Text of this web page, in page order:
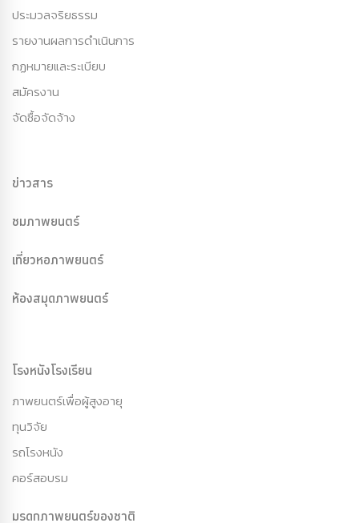
ประมวลจริยธรรม
รายงานผลการดำเนินการ
กฏหมายและระเบียบ
สมัครงาน
จัดซื้อจัดจ้าง
ข่าวสาร
ชมภาพยนตร์
เที่ยวหอภาพยนตร์
ห้องสมุดภาพยนตร์
โรงหนังโรงเรียน
ภาพยนตร์เพื่อผู้สูงอายุ
ทุนวิจัย
รถโรงหนัง
คอร์สอบรม
มรดกภาพยนตร์ของชาติ